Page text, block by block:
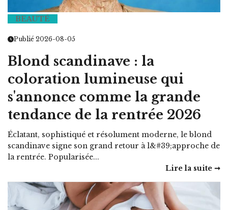
BEAUTÉ
Publié 2026-08-05
Blond scandinave : la
coloration lumineuse qui
s'annonce comme la grande
tendance de la rentrée 2026
Éclatant, sophistiqué et résolument moderne, le blond
scandinave signe son grand retour à l&#39;approche de
la rentrée. Popularisée...
Lire la suite ➞